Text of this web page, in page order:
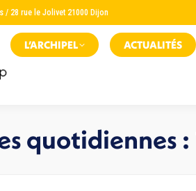
/ 28 rue le Jolivet 21000 Dijon
L’ARCHIPEL ACTUALITÉS
quotidiennes :